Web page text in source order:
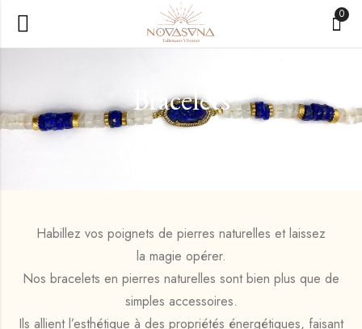
0
Bracelets
Habillez vos poignets de pierres naturelles et laissez
la magie opérer.
Nos bracelets en pierres naturelles sont bien plus que de
simples accessoires.
Ils allient l’esthétique à des propriétés énergétiques, faisant